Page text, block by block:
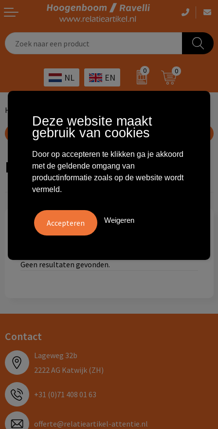
NL EN
0 0
Giveaways
Home & living
Tassen
Office
Technologie & gadgets
Werkkleding
Overig
Outdoor artikelen bedrukken
Transport
Kunst & cultuur
Kinderopvang
Home
Toon filteropties
Kerstverpakkingen
Geen resultaten gevonden.
Contact
Lageweg 32b
2222 AG Katwijk (ZH)
+31 (0)71 408 01 63
offerte@relatieartikel-attentie.nl
Deze website maakt
gebruik van cookies
Door op accepteren te klikken ga je akkoord
met de geldende omgang van
productinformatie zoals op de website wordt
vermeld.
Weigeren